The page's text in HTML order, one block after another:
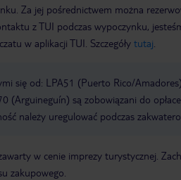
Za jej pośrednictwem można
z TUI podczas wypoczynku,
w aplikacji TUI. Szczegóły tutaj
się od: LPA51 (Puerto Rico/
(Arguineguín) są zobowiązani do
należy uregulować podczas
w cenie imprezy turystycznej.
zakupowego.